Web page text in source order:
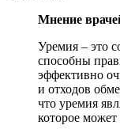
Мнение
Уремия – это
способны
эффективно
и отходов
что уремия
которое